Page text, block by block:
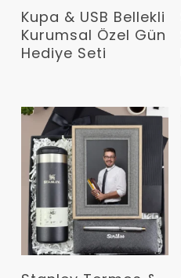
Devamını Oku
Kupa & USB Bellekli
Kurumsal Özel Gün
Hediye Seti
Devamını Oku